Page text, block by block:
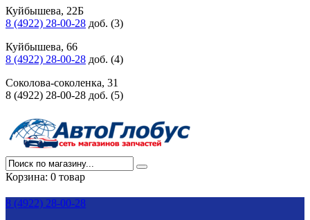
Куйбышева, 22Б
8 (4922) 28-00-28 доб. (3)
Куйбышева, 66
8 (4922) 28-00-28 доб. (4)
Соколова-соколенка, 31
8 (4922) 28-00-28 доб. (5)
Корзина: 0 товар
8 (4922) 28-00-28